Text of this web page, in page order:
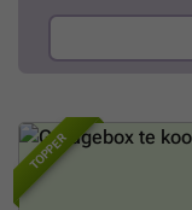
TOPPER